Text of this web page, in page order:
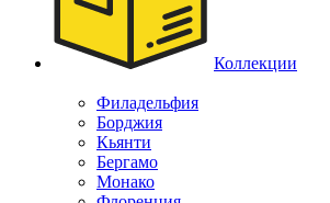
Коллекции
Филадельфия
Борджия
Кьянти
Бергамо
Монако